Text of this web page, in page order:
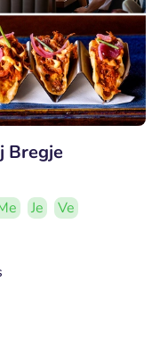
Bregje
Je
Ve